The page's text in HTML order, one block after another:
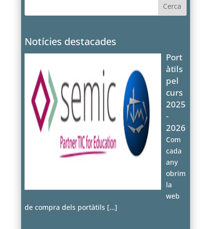
Notícies destacades
Port
àtils
pel
curs
2025
-
2026
Com
cada
any
obrim
la
web
de compra dels portàtils […]